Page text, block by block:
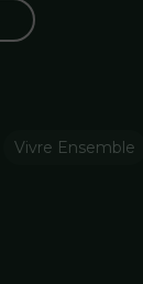
Vivre Ensemble